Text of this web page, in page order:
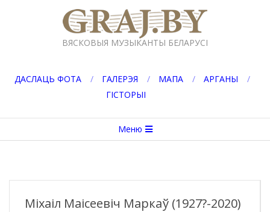
GRAJ.BY
ВЯСКОВЫЯ МУЗЫКАНТЫ БЕЛАРУСІ
ДАСЛАЦЬ ФОТА ГАЛЕРЭЯ МАПА
АРГАНЫ
ГІСТОРЫІ
меню
Меню
Міхаіл Маісеевіч Маркаў (1927?-2020)